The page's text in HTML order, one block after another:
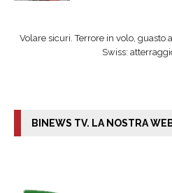
Volare sicuri. Terrore in volo, guasto
Swiss:
BINEWS TV. LA NOSTRA